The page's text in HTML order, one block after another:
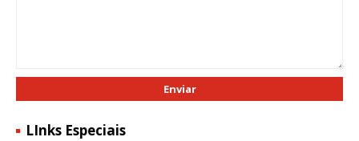
LInks Especiais